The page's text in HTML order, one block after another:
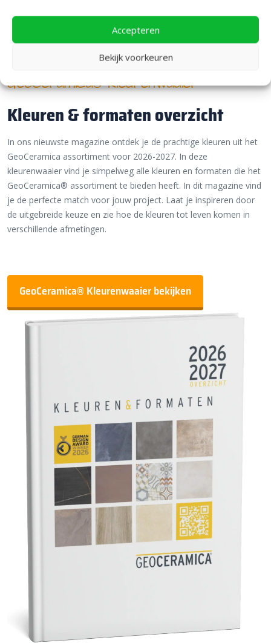
Accepteren
Bekijk voorkeuren
GeoCeramica® Kleurenwaaier
Kleuren & formaten overzicht
In ons nieuwste magazine ontdek je de prachtige kleuren uit het
GeoCeramica assortiment voor 2026-2027. In deze
kleurenwaaier vind je simpelweg alle kleuren en formaten die het
GeoCeramica® assortiment te bieden heeft. In dit magazine vind
je de perfecte match voor jouw project. Laat je inspireren door
de uitgebreide keuze en zie hoe de kleuren tot leven komen in
verschillende afmetingen.
GeoCeramica® Kleurenwaaier bekijken